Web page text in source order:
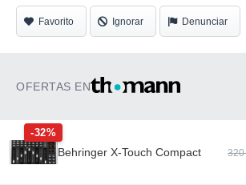
Favorito Ignorar Denunciar
OFERTAS EN
-32%
Behringer X-Touch Compact 320